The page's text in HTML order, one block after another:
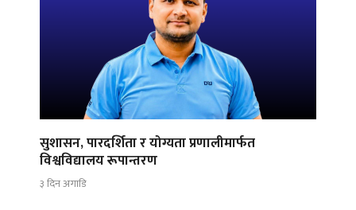
सुशासन, पारदर्शिता र योग्यता प्रणालीमार्फत
विश्वविद्यालय रूपान्तरण
३ दिन अगाडि